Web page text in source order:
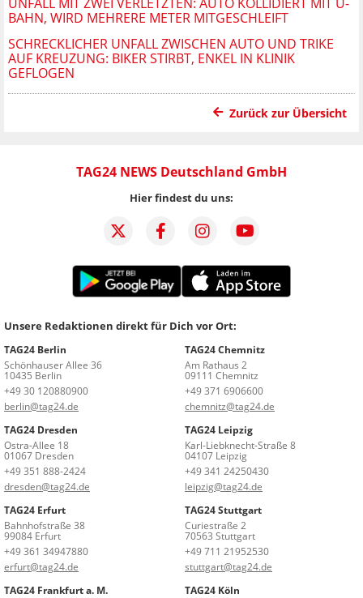
BAHN, WIRD MEHRERE METER MITGESCHLEIFT
SCHRECKLICHER UNFALL ZWISCHEN AUTO UND TRIKE
AUF KREUZUNG: BIKER STIRBT, ENKEL IN KLINIK
GEFLOGEN
Zurück zur Übersicht
TAG24 NEWS Deutschland GmbH
Hier findest du uns:
Unsere Redaktionen direkt für Dich vor Ort:
TAG24 Berlin
Schönhauser Allee 36
10435 Berlin
+49 30 120880900
berlin@tag24.de
TAG24 Chemnitz
Am Rathaus 2
09111 Chemnitz
+49 371 6906600
chemnitz@tag24.de
TAG24 Dresden
Ostra-Allee 18
01067 Dresden
+49 351 888-2424
dresden@tag24.de
TAG24 Leipzig
Karl-Liebknecht-Straße 8
04107 Leipzig
+49 341 24250430
leipzig@tag24.de
TAG24 Erfurt
Bahnhofstraße 38
99084 Erfurt
+49 361 34947880
erfurt@tag24.de
TAG24 Stuttgart
Curiestraße 2
70563 Stuttgart
+49 711 21952530
stuttgart@tag24.de
TAG24 Frankfurt a. M.
TAG24 Köln